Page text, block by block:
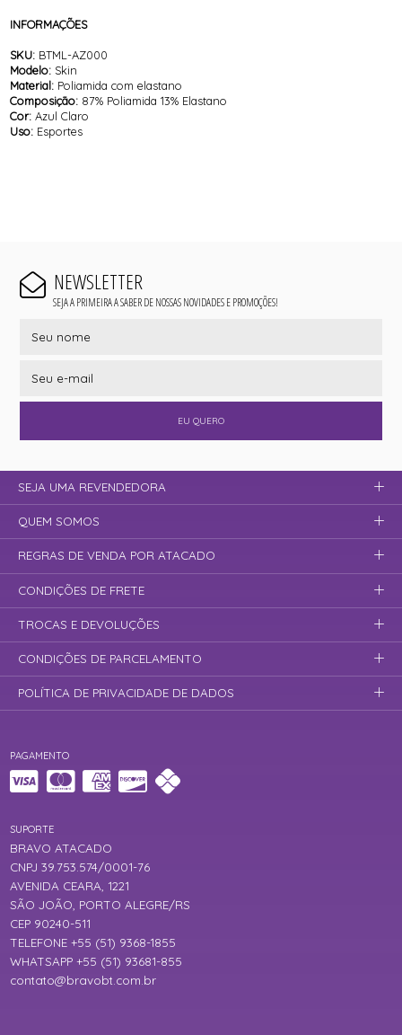
INFORMAÇÕES
SKU: BTML-AZ000
Modelo: Skin
Material: Poliamida com elastano
Composição: 87% Poliamida 13% Elastano
Cor: Azul Claro
Uso: Esportes
NEWSLETTER
SEJA A PRIMEIRA A SABER DE NOSSAS NOVIDADES E PROMOÇÕES!
EU QUERO
PAGAMENTO
SUPORTE
BRAVO ATACADO
CNPJ 39.753.574/0001-76
AVENIDA CEARA, 1221
SÃO JOÃO, PORTO ALEGRE/RS
CEP 90240-511
TELEFONE +55 (51) 9368-1855
WHATSAPP +55 (51) 93681-855
contato@bravobt.com.br
SEJA UMA REVENDEDORA
QUEM SOMOS
REGRAS DE VENDA POR ATACADO
CONDIÇÕES DE FRETE
TROCAS E DEVOLUÇÕES
CONDIÇÕES DE PARCELAMENTO
POLÍTICA DE PRIVACIDADE DE DADOS